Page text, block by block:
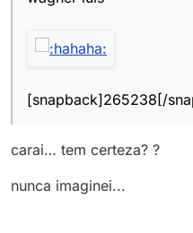
[snapback]265238[/
carai… tem certeza? ?
nunca imaginei...